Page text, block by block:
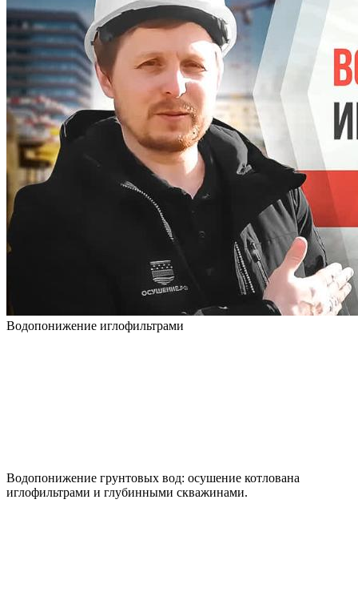
Водопонижение иглофильтрами
Водопонижение грунтовых вод: осушение котлована
иглофильтрами и глубинными скважинами.